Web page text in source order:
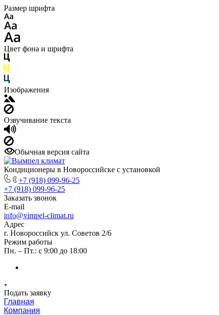
Размер шрифта
Цвет фона и шрифта
Изображения
Озвучивание текста
Обычная версия сайта
Кондиционеры в Новороссийске с установкой
+7 (918) 099-96-25
+7 (918) 099-96-25
Заказать звонок
E-mail
info@vimpel-climat.ru
Адрес
г. Новороссийск ул. Советов 2/6
Режим работы
Пн. – Пт.: с 9:00 до 18:00
Подать заявку
Главная
Компания